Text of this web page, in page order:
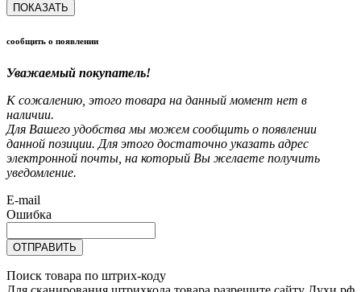
ПОКАЗАТЬ
сообщить о появлении
Уважаемый покупатель!
К сожалению, этого товара на данный момент нет в
наличии.
Для Вашего удобства мы можем сообщить о появлении
данной позиции. Для этого достаточно указать адрес
электронной почты, на который Вы желаете получить
уведомление.
E-mail
Ошибка
ОТПРАВИТЬ
Поиск товара по штрих-коду